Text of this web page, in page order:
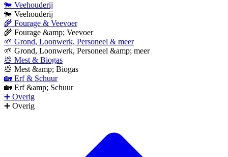
🐄 Veehouderij
🐄 Veehouderij
🌾 Fourage & Veevoer
🌾 Fourage &amp; Veevoer
🌱 Grond, Loonwerk, Personeel & meer
🌱 Grond, Loonwerk, Personeel &amp; meer
💩 Mest & Biogas
💩 Mest &amp; Biogas
🏡 Erf & Schuur
🏡 Erf &amp; Schuur
➕ Overig
➕ Overig